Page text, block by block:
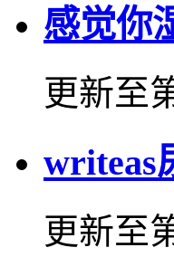
感觉你
更新至
writeas
更新至